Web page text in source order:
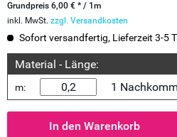
Grundpreis 6,00 € * / 1m
inkl. MwSt. zzgl. Versandkosten
Sofort versandfertig, Lieferzeit 3-5
Material - Länge:
m: 1
In den Warenkorb